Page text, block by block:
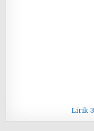
Lirik